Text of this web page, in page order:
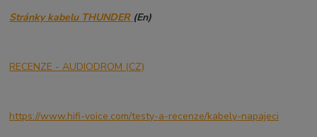
Stránky kabelu THUNDER (En)
RECENZE - AUDIODROM (CZ)
https://www.hifi-voice.com/testy-a-recenze/kabely-napajeci